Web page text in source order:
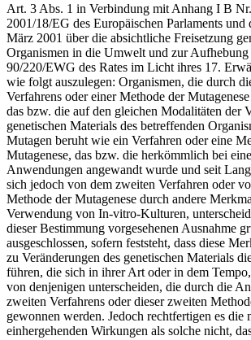
Art. 3 Abs. 1 in Verbindung mit Anhang I B
2001/18/EG des Europäischen Parlaments und
März 2001 über die absichtliche Freisetzung
Organismen in die Umwelt und zur
90/220/EWG des Rates im Licht ihres 17.
wie folgt auszulegen: Organismen, die durch
Verfahrens oder einer Methode der
das bzw. die auf den gleichen Modalitäten der
genetischen Materials des betreffenden
Mutagen beruht wie ein Verfahren oder eine
Mutagenese, das bzw. die herkömmlich bei
Anwendungen angewandt wurde und seit
sich jedoch von dem zweiten Verfahren oder
Methode der Mutagenese durch andere
Verwendung von In-vitro-Kulturen,
dieser Bestimmung vorgesehenen Ausnahme
ausgeschlossen, sofern feststeht, dass diese
zu Veränderungen des genetischen Materials
führen, die sich in ihrer Art oder in dem
von denjenigen unterscheiden, die durch die
zweiten Verfahrens oder dieser zweiten
gewonnen werden. Jedoch rechtfertigen es
einhergehenden Wirkungen als solche nicht,